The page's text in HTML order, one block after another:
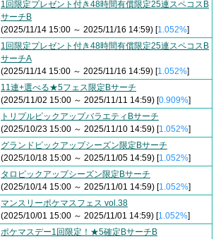
1回限定プレゼント付き48時間有償限定25連スペコスB
サーチB
(2025/11/14 15:00 ～ 2025/11/16 14:59) [1.052%]
1回限定プレゼント付き48時間有償限定25連スペコスB
サーチA
(2025/11/14 15:00 ～ 2025/11/16 14:59) [1.052%]
11連+選べる★5フェス限定Bサーチ
(2025/11/02 15:00 ～ 2025/11/11 14:59) [0.909%]
トリプルピックアップバラエティBサーチ
(2025/10/23 15:00 ～ 2025/11/10 14:59) [1.052%]
グランドピックアップシーズン限定Bサーチ
(2025/10/18 15:00 ～ 2025/11/05 14:59) [1.052%]
タロピックアップシーズン限定Bサーチ
(2025/10/14 15:00 ～ 2025/11/01 14:59) [1.052%]
マンスリーポケマスフェス vol.38
(2025/10/01 15:00 ～ 2025/11/01 14:59) [1.052%]
ポケマスデー1回限定！★5確定BサーチB